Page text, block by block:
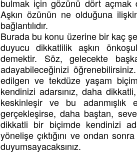
bulmak için gözünü dört açmak
Aşkın özünün ne olduğuna
bağlantılıdır.
Burada bu konu üzerine bir kaç
duyucu dikkatlilik aşkın
demektir. Söz, gelecekte
adayabileceğinizi
edilgen ve tekdüze yaşam
kendinizi adarsınız, daha
keskinleşir ve bu adanmışlık
gerçekleşirse, daha baştan,
dikkatli bir biçimde kendinizi
yönelişe çıktığını ve ondan
duyumsayacaksınız.